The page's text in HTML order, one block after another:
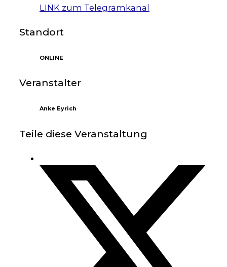
LINK zum Telegramkanal
Standort
ONLINE
Veranstalter
Anke Eyrich
Teile diese Veranstaltung